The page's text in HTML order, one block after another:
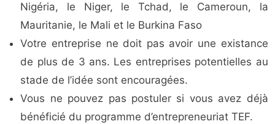
Nigéria, le Niger, le Tchad, le Cameroun, la
Mauritanie, le Mali et le Burkina Faso
Votre entreprise ne doit pas avoir une existance
de plus de 3 ans. Les entreprises potentielles au
stade de l’idée sont encouragées.
Vous ne pouvez pas postuler si vous avez déjà
bénéficié du programme d’entrepreneuriat TEF.